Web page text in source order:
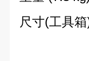
尺寸(工具